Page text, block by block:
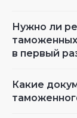
Нужно ли
в первый
Какие